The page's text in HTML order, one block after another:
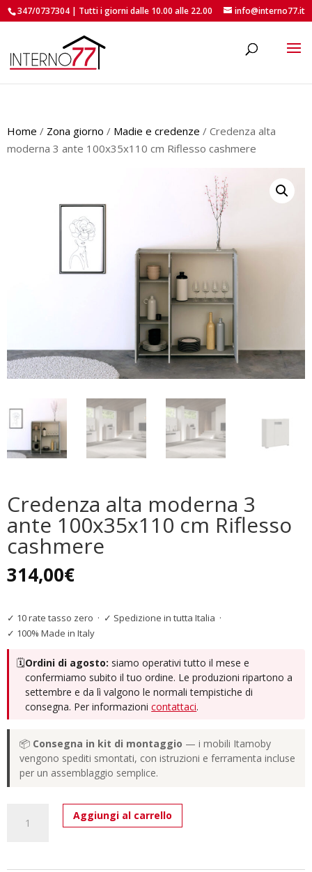
347/0737304 | Tutti i giorni dalle 10.00 alle 22.00 info@interno77.it
Home / Zona giorno / Madie e credenze / Credenza alta
moderna 3 ante 100x35x110 cm Riflesso cashmere
Credenza alta moderna 3
ante 100x35x110 cm Riflesso
cashmere
314,00€
✓ 10 rate tasso zero · ✓ Spedizione in tutta Italia ·
✓ 100% Made in Italy
🗓️Ordini di agosto: siamo operativi tutto il mese e
confermiamo subito il tuo ordine. Le produzioni ripartono a
settembre e da lì valgono le normali tempistiche di
consegna. Per informazionicontattaci.
📦 Consegna in kit di montaggio — i mobili Itamoby
vengono spediti smontati, con istruzioni e ferramenta incluse
per un assemblaggio semplice.
Aggiungi al carrello